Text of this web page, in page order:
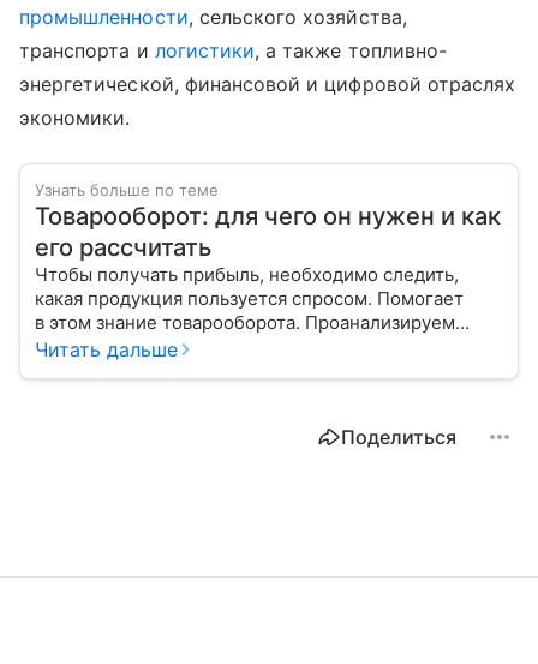
промышленности, сельского хозяйства,
транспорта и логистики, а также топливно-
энергетической, финансовой и цифровой отраслях
экономики.
Узнать больше по теме
Товарооборот: для чего он нужен и как
его рассчитать
Чтобы получать прибыль, необходимо следить,
какая продукция пользуется спросом. Помогает
в этом знание товарооборота. Проанализируем
вместе с экспертом виды этого показателя, его
Читать дальше
Поделиться